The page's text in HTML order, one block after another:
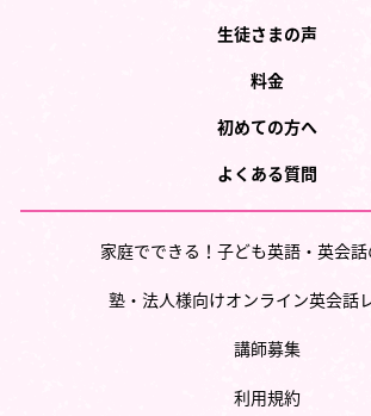
生徒さまの声
料金
初めての方へ
よくある質問
家庭でできる！子ども英語・英会
塾・法人様向けオンライン英会話
講師募集
利用規約